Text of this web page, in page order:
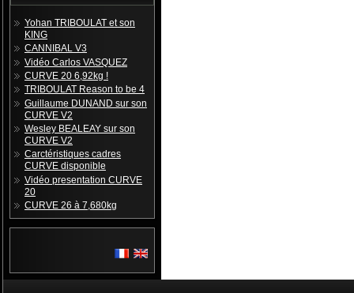
Yohan TRIBOULAT et son
KING
CANNIBAL V3
Vidéo Carlos VASQUEZ
CURVE 20 6,92kg !
TRIBOULAT Reason to be 4
Guillaume DUNAND sur son
CURVE V2
Wesley BEALEAY sur son
CURVE V2
Carctéristiques cadres
CURVE disponible
Vidéo presentation CURVE
20
CURVE 26 à 7,680kg